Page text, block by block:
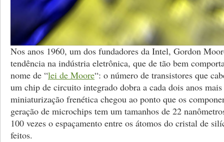
Nos anos 1960, um dos fundadores da Intel, Gordon
tendência na indústria eletrônica, que de tão bem
nome de “lei de Moore“: o número de transistores que
um chip de circuito integrado dobra a cada dois anos mais
miniaturização frenética chegou ao ponto que os
geração de microchips tem um tamanhos de 22
100 vezes o espaçamento entre os átomos do cristal de
feitos.